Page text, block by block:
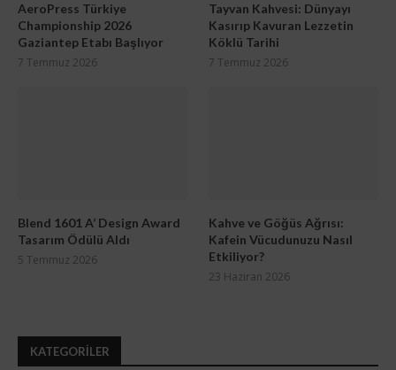
AeroPress Türkiye
Championship 2026
Gaziantep Etabı Başlıyor
7 Temmuz 2026
Tayvan Kahvesi: Dünyayı
Kasırıp Kavuran Lezzetin
Köklü Tarihi
7 Temmuz 2026
Blend 1601 A’ Design Award
Tasarım Ödülü Aldı
5 Temmuz 2026
Kahve ve Göğüs Ağrısı:
Kafein Vücudunuzu Nasıl
Etkiliyor?
23 Haziran 2026
KATEGORILER